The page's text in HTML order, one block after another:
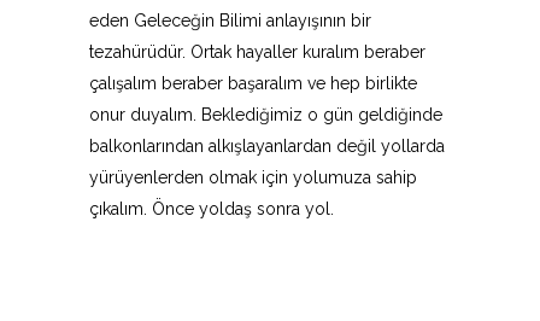
eden Geleceğin Bilimi anlayışının bir
tezahürüdür. Ortak hayaller kuralım beraber
çalışalım beraber başaralım ve hep birlikte
onur duyalım. Beklediğimiz o gün geldiğinde
balkonlarından alkışlayanlardan değil yollarda
yürüyenlerden olmak için yolumuza sahip
çıkalım. Önce yoldaş sonra yol.